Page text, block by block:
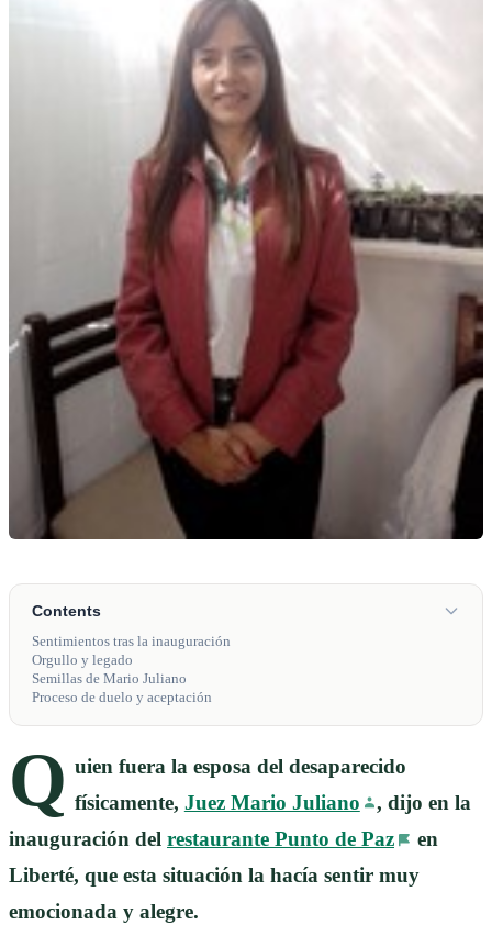
Contents
Sentimientos tras la inauguración
Orgullo y legado
Semillas de Mario Juliano
Proceso de duelo y aceptación
Q uien fuera la esposa del desaparecido
físicamente, Juez Mario Juliano
, dijo en la
inauguración del restaurante Punto de Paz
en
Liberté, que esta situación la hacía sentir muy
emocionada y alegre.